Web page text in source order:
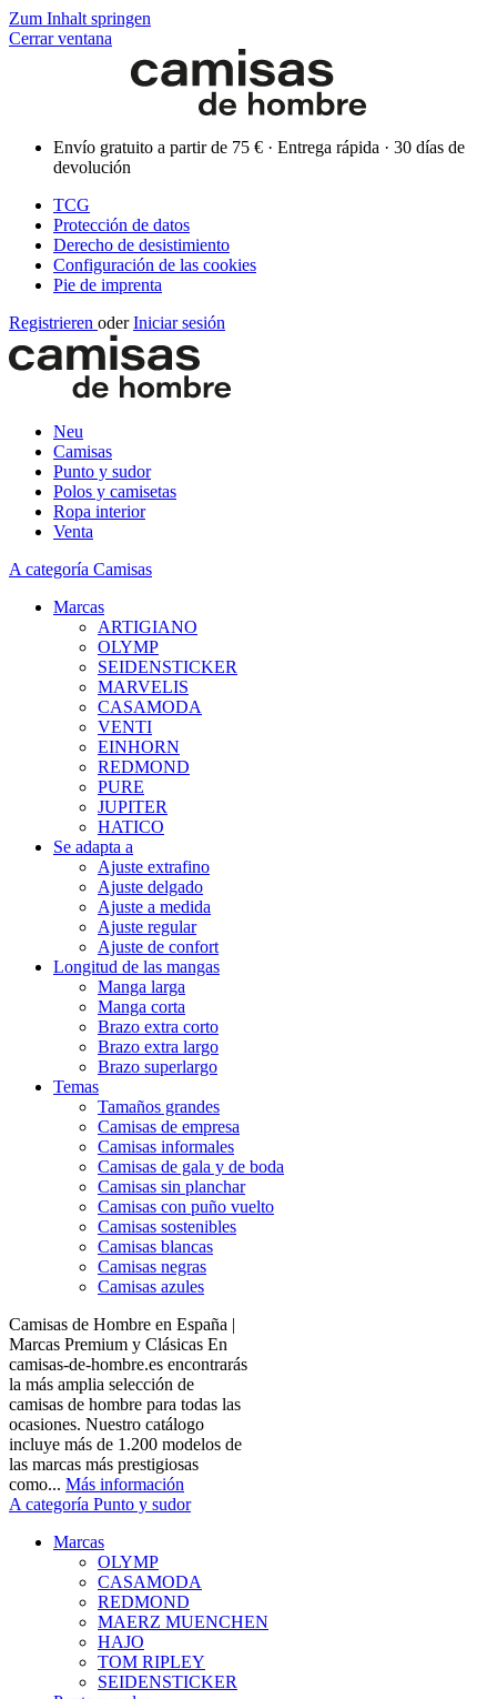
Zum Inhalt springen
Cerrar ventana
Envío gratuito a partir de 75 € · Entrega rápida · 30 días de
devolución
TCG
Protección de datos
Derecho de desistimiento
Configuración de las cookies
Pie de imprenta
Registrieren oder Iniciar sesión
Neu
Camisas
Punto y sudor
Polos y camisetas
Ropa interior
Venta
A categoría Camisas
Marcas
ARTIGIANO
OLYMP
SEIDENSTICKER
MARVELIS
CASAMODA
VENTI
EINHORN
REDMOND
PURE
JUPITER
HATICO
Se adapta a
Ajuste extrafino
Ajuste delgado
Ajuste a medida
Ajuste regular
Ajuste de confort
Longitud de las mangas
Manga larga
Manga corta
Brazo extra corto
Brazo extra largo
Brazo superlargo
Temas
Tamaños grandes
Camisas de empresa
Camisas informales
Camisas de gala y de boda
Camisas sin planchar
Camisas con puño vuelto
Camisas sostenibles
Camisas blancas
Camisas negras
Camisas azules
Camisas de Hombre en España |
Marcas Premium y Clásicas En
camisas-de-hombre.es encontrarás
la más amplia selección de
camisas de hombre para todas las
ocasiones. Nuestro catálogo
incluye más de 1.200 modelos de
las marcas más prestigiosas
como... Más información
A categoría Punto y sudor
Marcas
OLYMP
CASAMODA
REDMOND
MAERZ MUENCHEN
HAJO
TOM RIPLEY
SEIDENSTICKER